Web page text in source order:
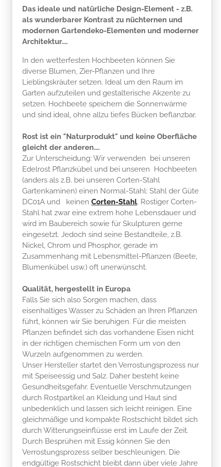
Das ideale und natürliche Design-Element - z.B.
als wunderbarer Kontrast zu nüchternen und
modernen Gartendeko-Elementen und moderner
Architektur....
In den wetterfesten Hochbeeten können Sie
diverse Blumen, Zier-Pflanzen und Ihre
Lieblingskräuter setzen. Ideal um den Raum im
Garten aufzuteilen und gestalterische Akzente zu
setzen. Hochbeete speichern die Sonnenwärme
und sind ideal, ohne allzu tiefes Bücken beflanzbar.
Rost ist ein "Naturprodukt" und keine Oberfläche
gleicht der anderen....
Zur Unterscheidung: Wir verwenden bei unseren
Edelrost Pflanzkübel und bei unseren Hochbeeten
(anders als z.B. bei unseren Corten-Stahl
Gartenkaminen) einen Normal-Stahl: Stahl der Güte
DC01A und keinen Corten-Stahl. Rostiger Corten-
Stahl hat zwar eine extrem hohe Lebensdauer und
wird im Baubereich sowie für Skulpturen gerne
eingesetzt. Jedoch sind seine Bestandteile, z.B.
Nickel, Chrom und Phosphor, gerade im
Zusammenhang mit Lebensmittel-Pflanzen (Beete,
Blumenkübel usw.) oft unerwünscht.
Qualität, hergestellt in Europa
Falls Sie sich also Sorgen machen, dass
eisenhaltiges Wasser zu Schäden an Ihren Pflanzen
führt, können wir Sie beruhigen. Für die meisten
Pflanzen befindet sich das vorhandene Eisen nicht
in der richtigen chemischen Form um von den
Wurzeln aufgenommen zu werden.
Unser Hersteller startet den Verrostungsprozess nur
mit Speiseessig und Salz. Daher besteht keine
Gesundheitsgefahr. Eventuelle Verschmutzungen
durch Rostpartikel an Kleidung und Haut sind
unbedenklich und lassen sich leicht reinigen. Eine
gleichmäßige und kompakte Rostschicht bildet sich
durch Witterungseinflüsse erst im Laufe der Zeit.
Durch Besprühen mit Essig können Sie den
Verrostungsprozess selber beschleunigen. Die
endgültige Rostschicht bleibt dann über viele Jahre